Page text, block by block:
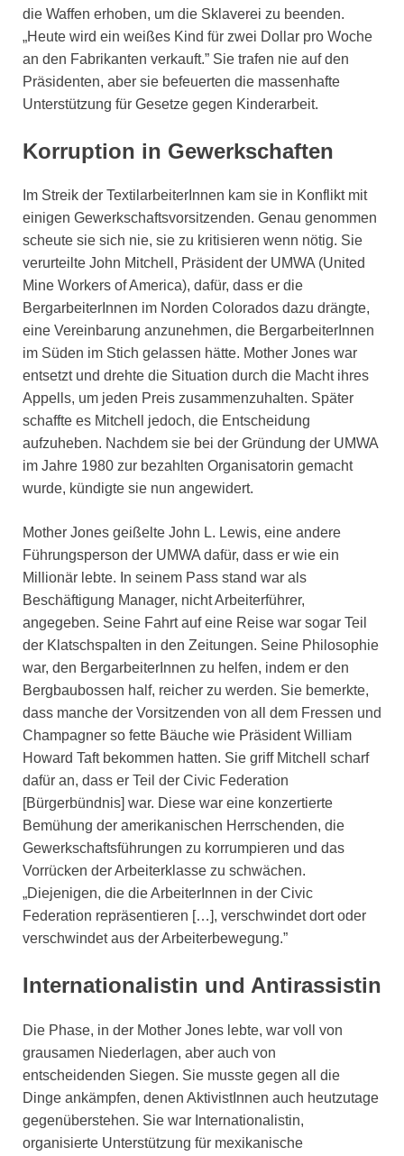
die Waffen erhoben, um die Sklaverei zu beenden.
„Heute wird ein weißes Kind für zwei Dollar pro Woche
an den Fabrikanten verkauft.” Sie trafen nie auf den
Präsidenten, aber sie befeuerten die massenhafte
Unterstützung für Gesetze gegen Kinderarbeit.
Korruption in Gewerkschaften
Im Streik der TextilarbeiterInnen kam sie in Konflikt mit
einigen Gewerkschaftsvorsitzenden. Genau genommen
scheute sie sich nie, sie zu kritisieren wenn nötig. Sie
verurteilte John Mitchell, Präsident der UMWA (United
Mine Workers of America), dafür, dass er die
BergarbeiterInnen im Norden Colorados dazu drängte,
eine Vereinbarung anzunehmen, die BergarbeiterInnen
im Süden im Stich gelassen hätte. Mother Jones war
entsetzt und drehte die Situation durch die Macht ihres
Appells, um jeden Preis zusammenzuhalten. Später
schaffte es Mitchell jedoch, die Entscheidung
aufzuheben. Nachdem sie bei der Gründung der UMWA
im Jahre 1980 zur bezahlten Organisatorin gemacht
wurde, kündigte sie nun angewidert.
Mother Jones geißelte John L. Lewis, eine andere
Führungsperson der UMWA dafür, dass er wie ein
Millionär lebte. In seinem Pass stand war als
Beschäftigung Manager, nicht Arbeiterführer,
angegeben. Seine Fahrt auf eine Reise war sogar Teil
der Klatschspalten in den Zeitungen. Seine Philosophie
war, den BergarbeiterInnen zu helfen, indem er den
Bergbaubossen half, reicher zu werden. Sie bemerkte,
dass manche der Vorsitzenden von all dem Fressen und
Champagner so fette Bäuche wie Präsident William
Howard Taft bekommen hatten. Sie griff Mitchell scharf
dafür an, dass er Teil der Civic Federation
[Bürgerbündnis] war. Diese war eine konzertierte
Bemühung der amerikanischen Herrschenden, die
Gewerkschaftsführungen zu korrumpieren und das
Vorrücken der Arbeiterklasse zu schwächen.
„Diejenigen, die die ArbeiterInnen in der Civic
Federation repräsentieren […], verschwindet dort oder
verschwindet aus der Arbeiterbewegung.”
Internationalistin und Antirassistin
Die Phase, in der Mother Jones lebte, war voll von
grausamen Niederlagen, aber auch von
entscheidenden Siegen. Sie musste gegen all die
Dinge ankämpfen, denen AktivistInnen auch heutzutage
gegenüberstehen. Sie war Internationalistin,
organisierte Unterstützung für mexikanische